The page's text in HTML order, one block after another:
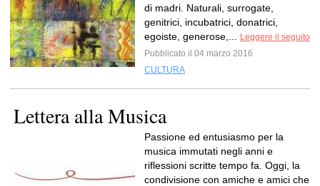
di madri. Naturali, surrogate,
genitrici, incubatrici, donatrici,
egoiste, generose,...
Leggere il seguito
Pubblicato il 04 marzo 2016
CULTURA
Lettera alla Musica
Passione ed entusiasmo per la
musica immutati negli anni e
riflessioni scritte tempo fa. Oggi, la
condivisione con amiche e amici che